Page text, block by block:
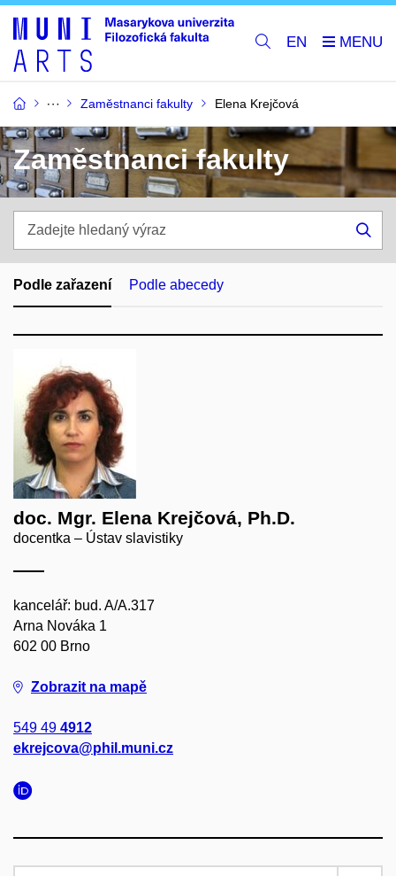
EN
Zaměstnanci fakulty Elena Krejčová
Zaměstnanci fakulty
hledaný
výraz
Podle zařazení Podle abecedy
doc. Mgr. Elena Krejčová, Ph.D.
docentka – Ústav slavistiky
kancelář: bud. A/A.317
Arna Nováka 1
602 00 Brno
Zobrazit na mapě
549 49 4912
ekrejcova@phil.muni.cz